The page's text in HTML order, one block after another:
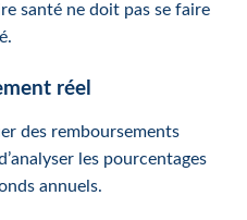
santé ne doit pas se faire
réel
des remboursements
les pourcentages
annuels.